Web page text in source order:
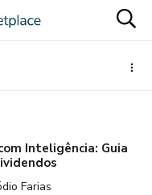
Inteligência: Guia
Farias